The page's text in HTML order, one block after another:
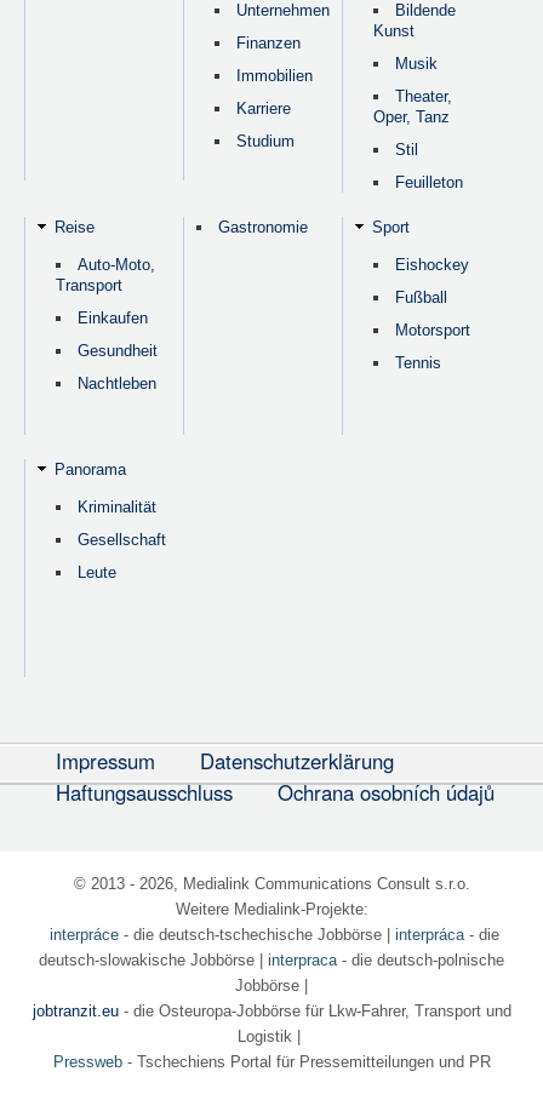
Unternehmen
Finanzen
Immobilien
Karriere
Studium
Bildende
Kunst
Musik
Theater,
Oper, Tanz
Stil
Feuilleton
Reise
Auto-Moto,
Transport
Einkaufen
Gesundheit
Nachtleben
Gastronomie Sport
Eishockey
Fußball
Motorsport
Tennis
Panorama
Kriminalität
Gesellschaft
Leute
Impressum
Datenschutzerklärung
Haftungsausschluss
Ochrana osobních údajů
© 2013 - 2026, Medialink Communications Consult s.r.o.
Weitere Medialink-Projekte:
interpráce- die deutsch-tschechische Jobbörse| interpráca- die
deutsch-slowakische Jobbörse | interpraca- die deutsch-polnische
Jobbörse |
jobtranzit.eu- die Osteuropa-Jobbörse für Lkw-Fahrer, Transport und
Logistik |
Pressweb- Tschechiens Portal für Pressemitteilungen und PR